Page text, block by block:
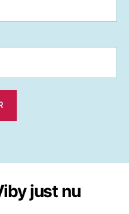
just nu